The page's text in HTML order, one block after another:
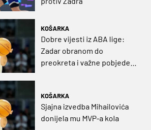
KOŠARKA
Dobre vijesti iz ABA lige:
Zadar obranom do
preokreta i važne pobjede u
KOŠARKA
Sjajna izvedba Mihailovića
donijela mu MVP-a kola